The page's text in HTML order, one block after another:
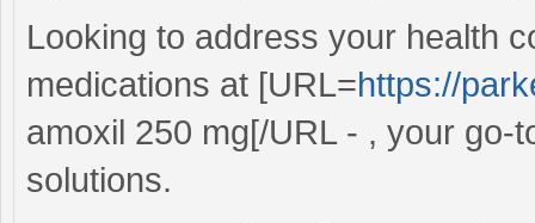
Looking to address your health
medications at [URL=https://
amoxil 250 mg[/URL - , your go-
solutions.